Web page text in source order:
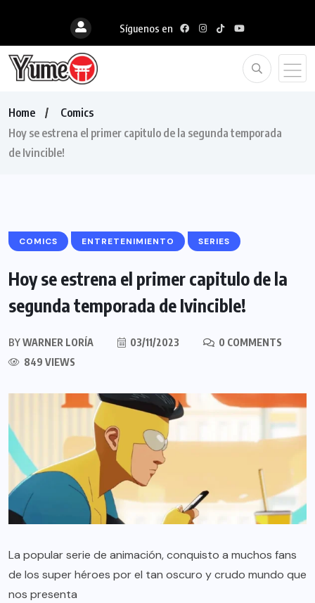
Síguenos en
Home
Comics
Hoy se estrena el primer capitulo de la segunda temporada
de Ivincible!
COMICS ENTRETENIMIENTO SERIES
Hoy se estrena el primer capitulo de la
segunda temporada de Ivincible!
BYWARNER LORÍA 03/11/2023
0 COMMENTS
849 VIEWS
La popular serie de animación, conquisto a muchos fans
de los super héroes por el tan oscuro y crudo mundo que
nos presenta